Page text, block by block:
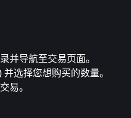
并导航至交易页面。
选择您想购买的数量。
易。